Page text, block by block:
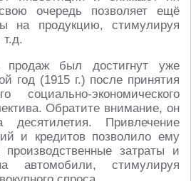
очередь позволяет ещё
на продукцию, стимулируя
продаж был достигнут уже
год (1915 г.) после принятия
социально-экономического
Обратите внимание, он
Привлечение
и кредитов позволило ему
затраты и
автомобили, стимулируя